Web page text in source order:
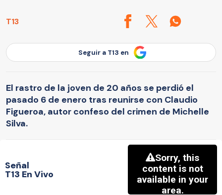
T13
Seguir a T13 en
El rastro de la joven de 20 años se perdió el
pasado 6 de enero tras reunirse con Claudio
Figueroa, autor confeso del crimen de Michelle
Silva.
Señal
T13 En Vivo